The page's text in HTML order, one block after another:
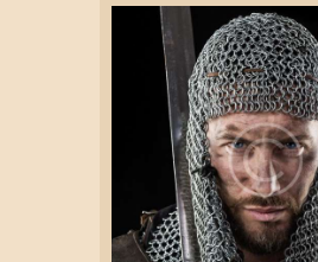
RONDLEIDING OF
EVENEMENT OP
BOEK, BIER &
ARCHIEF